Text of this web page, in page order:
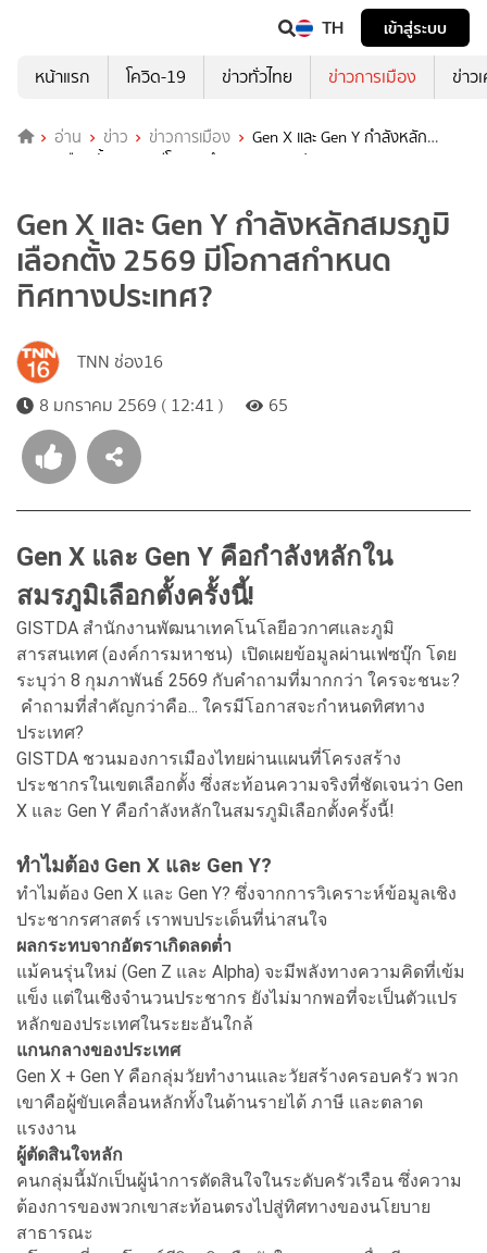
TH
เข้าสู่ระบบ
หน้าแรก
โควิด-19 ข่าวทั่วไทย ข่าวการเมือง ข่าว
อ่าน ข่าว ข่าวการเมือง
Gen X และ Gen Y กำลังหลัก
สมรภูมิเลือกตั้ง 2569 มีโอกาสกำหนดทิศทางประเทศ?
Gen X และ Gen Y กำลังหลักสมรภูมิ
เลือกตั้ง 2569 มีโอกาสกำหนด
ทิศทางประเทศ?
TNN ช่อง16
8 มกราคม 2569 ( 12:41 )
65
Gen X และ Gen Y คือกำลังหลักใน
สมรภูมิเลือกตั้งครั้งนี้!
GISTDA สำนักงานพัฒนาเทคโนโลยีอวกาศและภูมิ
สารสนเทศ (องค์การมหาชน) เปิดเผยข้อมูลผ่านเฟซบุ๊ก โดย
ระบุว่า 8 กุมภาพันธ์ 2569 กับคำถามที่มากกว่า ใครจะชนะ?
คำถามที่สำคัญกว่าคือ... ใครมีโอกาสจะกำหนดทิศทาง
ประเทศ?
GISTDA ชวนมองการเมืองไทยผ่านแผนที่โครงสร้าง
ประชากรในเขตเลือกตั้ง ซึ่งสะท้อนความจริงที่ชัดเจนว่า Gen
X และ Gen Y คือกำลังหลักในสมรภูมิเลือกตั้งครั้งนี้!
ทำไมต้อง Gen X และ Gen Y?
ทำไมต้อง Gen X และ Gen Y? ซึ่งจากการวิเคราะห์ข้อมูลเชิง
ประชากรศาสตร์ เราพบประเด็นที่น่าสนใจ
ผลกระทบจากอัตราเกิดลดต่ำ
แม้คนรุ่นใหม่ (Gen Z และ Alpha) จะมีพลังทางความคิดที่เข้ม
แข็ง แต่ในเชิงจำนวนประชากร ยังไม่มากพอที่จะเป็นตัวแปร
หลักของประเทศในระยะอันใกล้
แกนกลางของประเทศ
Gen X + Gen Y คือกลุ่มวัยทำงานและวัยสร้างครอบครัว พวก
เขาคือผู้ขับเคลื่อนหลักทั้งในด้านรายได้ ภาษี และตลาด
แรงงาน
ผู้ตัดสินใจหลัก
คนกลุ่มนี้มักเป็นผู้นำการตัดสินใจในระดับครัวเรือน ซึ่งความ
ต้องการของพวกเขาสะท้อนตรงไปสู่ทิศทางของนโยบาย
สาธารณะ